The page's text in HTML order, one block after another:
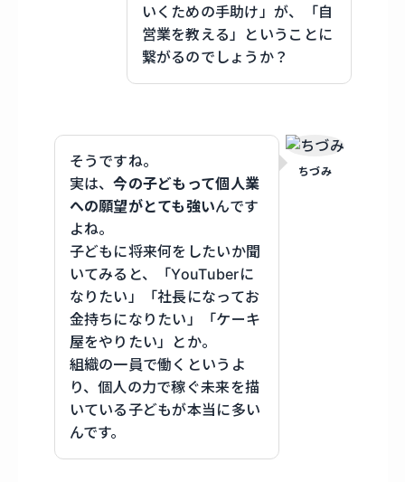
いくための手助け」が、「自
営業を教える」ということに
繋がるのでしょうか？
ちづみ
そうですね。
実は、今の子どもって個人業
への願望がとても強いんです
よね。
子どもに将来何をしたいか聞
いてみると、「YouTuberに
なりたい」「社長になってお
金持ちになりたい」「ケーキ
屋をやりたい」とか。
組織の一員で働くというよ
り、個人の力で稼ぐ未来を描
いている子どもが本当に多い
んです。